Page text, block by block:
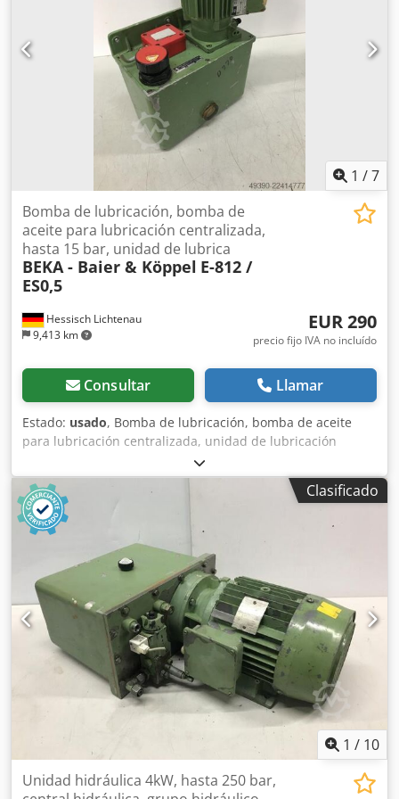
1 /7
Hessisch Lichtenau
9,413 km
Bomba de lubricación, bomba de
aceite para lubricación centralizada,
hasta 15 bar, unidad de lubrica
BEKA - Baier & Köppel E-812 /
ES0,5
EUR 290
precio fijo IVA no incluído
Consultar Llamar
Estado: usado, Bomba de lubricación, bomba de aceite
para lubricación centralizada, unidad de lubricación
Bomba de lubricación centralizada, bomba de aceite para
lubricación centralizada, bomba hidráulica, bomba de
lubricación centralizada para aceite Fabricante: BEKA
Schmiertechnik / Baier & Köppel, Pegnitz Modelo E-812 /
ES0,5 Año de fabricación: aproximadamente 1990 Caudal:
0,4 l/min Presión de funcionamiento: 15 bar Capacidad del
depósito: aproximadamente 3 litros Potencia del motor:
0,09 kW Velocidad del motor: 2730 rpm Consumo de
corriente: 0,4 A Conexión a la red: 400 voltios, 50 Hz
Dimensiones (largo x ancho x alto): 280 x 150 x 380 mm
Peso: 8,5 kg Dodezpbq Hepfx Ahbewa Buen estado
Disponibles 2 unidades Precio indicado por unidad
Clasificado
1 / 10
Unidad hidráulica 4kW, hasta 250 bar,